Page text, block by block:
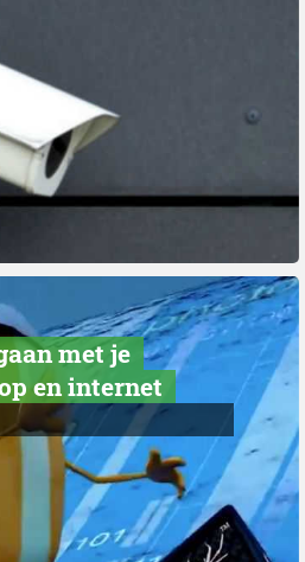
met je
en internet